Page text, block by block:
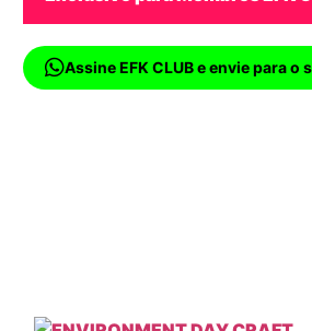
Assine EFK CLUB e envie para o